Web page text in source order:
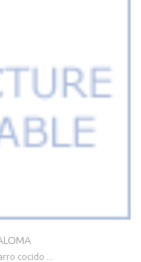
cocido ...